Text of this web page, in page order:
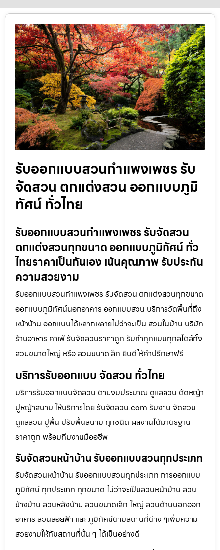
รับออกแบบสวนกำแพงเพชร รับ
จัดสวน ตกแต่งสวน ออกแบบภูมิ
ทัศน์ ทั่วไทย
รับออกแบบสวนกำแพงเพชร รับจัดสวน
ตกแต่งสวนทุกขนาด ออกแบบภูมิทัศน์ ทั่ว
ไทยราคาเป็นกันเอง เน้นคุณภาพ รับประกัน
ความสวยงาม
รับออกแบบสวนกำแพงเพชร รับจัดสวน ตกแต่งสวนทุกขนาด
ออกแบบภูมิทัศน์นอกอาคาร ออกแบบสวน บริการวัดพื้นที่ถึง
หน้าบ้าน ออกแบบได้หลากหลายไม่ว่าจะเป็น สวนในบ้าน บริษัท
ร้านอาหาร คาเฟ่ รับจัดสวนราคาถูก รับทำทุกแบบทุกสไตล์ทั้ง
สวนขนาดใหญ่ หรือ สวนขนาดเล็ก ยินดีให้คำปรึกษาฟรี
บริการรับออกแบบ จัดสวน ทั่วไทย
บริการรับออกแบบจัดสวน ตามงบประมาณ ดูเเลสวน ตัดหญ้า
ปูหญ้าสนาม ให้บริการโดย รับจัดสวน.com รับงาน จัดสวน
ดูแลสวน ปูพื้น ปรับพื้นสนาม ทุกชนิด ผลงานได้มาตรฐาน
ราคาถูก พร้อมทีมงานมืออชีพ
รับจัดสวนหน้าบ้าน รับออกแบบสวนทุกประเภท
รับจัดสวนหน้าบ้าน รับออกแบบสวนทุกประเภท การออกแบบ
ภูมิทัศน์ ทุกประเภท ทุกขนาด ไม่ว่าจะเป็นสวนหน้าบ้าน สวน
ข้างบ้าน สวนหลังบ้าน สวนขนาดเล็ก ใหญ่ สวนด้านนอกออก
อาคาร สวนลอยฟ้า และ ภูมิทัศน์ตามสถานที่ต่าง ๆเพิ่มความ
สวยงามให้กับสถานที่นั้น ๆ ได้เป็นอย่างดี